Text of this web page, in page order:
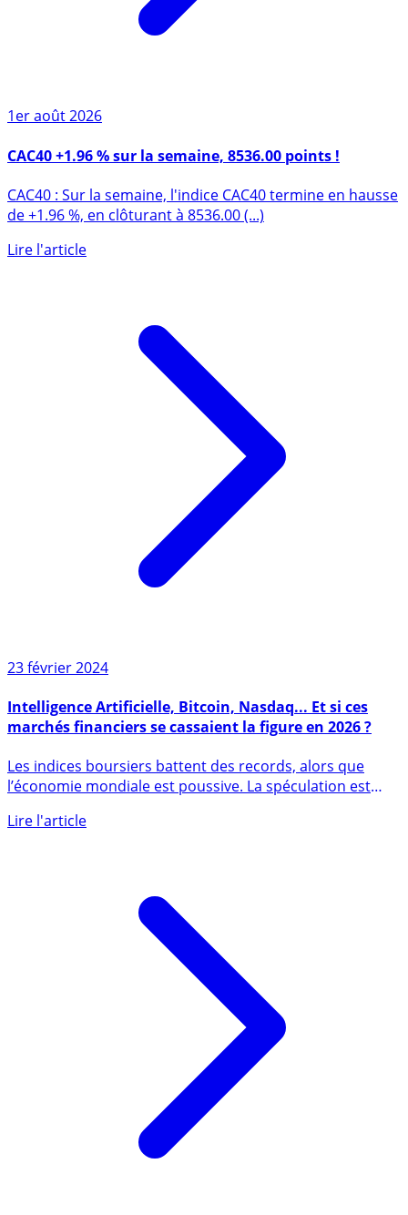
1er août 2026
CAC40 +1.96 % sur la semaine, 8536.00 points !
de +1.96 %, en clôturant à 8536.00 (...)
23 février 2024
marchés financiers se cassaient la figure en 2026 ?
l’économie mondiale est poussive. La spéculation est